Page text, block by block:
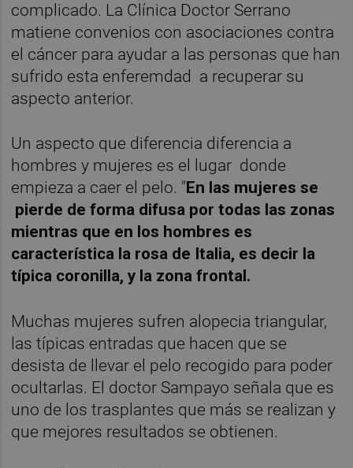
complicado. La Clínica Doctor Serrano
matiene convenios con asociaciones contra
el cáncer para ayudar a las personas que han
sufrido esta enferemdad a recuperar su
aspecto anterior.
Un aspecto que diferencia diferencia a
hombres y mujeres es el lugar donde
empieza a caer el pelo. " En las mujeres se
pierde de forma difusa por todas las zonas
mientras que en los hombres es
característica la rosa de Italia, es decir la
típica coronilla, y la zona frontal.
Muchas mujeres sufren alopecia triangular,
las típicas entradas que hacen que se
desista de llevar el pelo recogido para poder
ocultarlas. El doctor Sampayo señala que es
uno de los trasplantes que más se realizan y
que mejores resultados se obtienen.